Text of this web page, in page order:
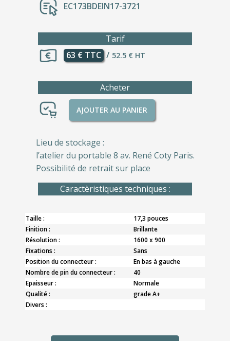
EC173BDEIN17-3721
Tarif
63 € TTC / 52.5 € HT
Acheter
AJOUTER AU PANIER
Lieu de stockage :
l’atelier du portable 8 av. René Coty Paris.
Possibilité de retrait sur place
Caractèristiques techniques :
Taille :
17,3 pouces
Finition :
Brillante
Résolution :
1600 x 900
Fixations :
Sans
Position du connecteur :
En bas à gauche
Nombre de pin du connecteur :
40
Epaisseur :
Normale
Qualité :
grade A+
Divers :